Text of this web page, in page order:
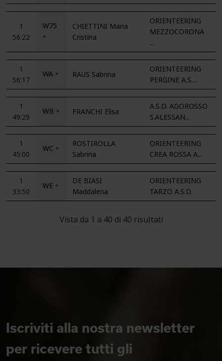
1
56:22
W75
*
CHIETTINI Maria
Cristina
ORIENTEERING
MEZZOCORONA
...
1
56:17
WA * RAUS Sabrina
ORIENTEERING
PERGINE A.S....
1
49:29
WB * FRANCHI Elisa
A.S.D. AGOROSSO
S.ALESSAN...
1
45:00
WC *
ROSTIROLLA
Sabrina
ORIENTEERING
CREA ROSSA A...
1
33:50
WE *
DE BIASI
Maddalena
ORIENTEERING
TARZO A.S.D.
Vista da 1 a 40 di 40 risultati
Iscriviti alla nostra newsletter
per ricevere tutti gli